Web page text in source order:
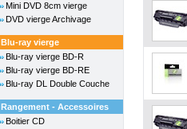
Mini DVD 8cm vierge
DVD vierge Archivage
Blu-ray vierge
Blu-ray vierge BD-R
Blu-ray vierge BD-RE
Blu-ray DL Double Couche
Rangement - Accessoires
Boitier CD